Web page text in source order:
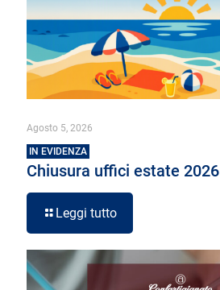
Agosto 5, 2026
IN EVIDENZA
Chiusura uffici estate 2026
Leggi tutto